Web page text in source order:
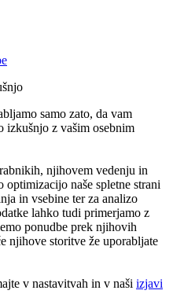
samo zato, da vam
izkušnjo z vašim osebnim
njihovem vedenju in
optimizacijo naše spletne strani
in vsebine ter za analizo
lahko tudi primerjamo z
ponudbe prek njihovih
njihove storitve že uporabljate
v nastavitvah in v naši izjavi